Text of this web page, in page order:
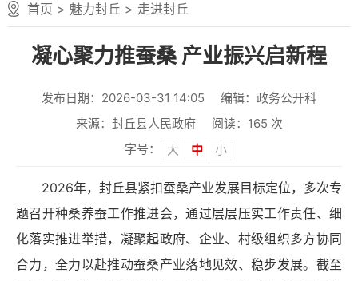
首页 > 魅力封丘 > 走进封丘
凝心聚力推蚕桑 产业振兴启新程
发布日期：2026-03-31 14:05
编辑：政务公开科
来源：封丘县人民政府
阅读： 165 次
字号：
大 中 小
2026年，封丘县紧扣蚕桑产业发展目标定位，多次专
题召开种桑养蚕工作推进会，通过层层压实工作责任、细
化落实推进举措，凝聚起政府、企业、村级组织多方协同
合力，全力以赴推动蚕桑产业落地见效、稳步发展。截至